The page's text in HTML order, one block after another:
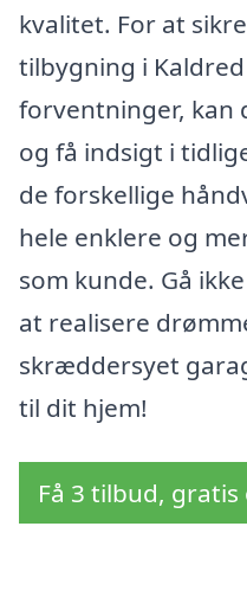
kvalitet. For at
tilbygning i
forventninger, kan
og få indsigt i
de forskellige
hele enklere og
som kunde. Gå
at realisere
skræddersyet
til dit hjem!
Få 3 tilbud,